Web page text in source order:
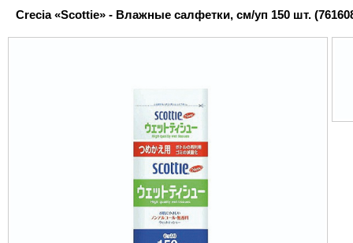
Crecia «Scottie» - Влажные салфетки, см/уп 150 шт.